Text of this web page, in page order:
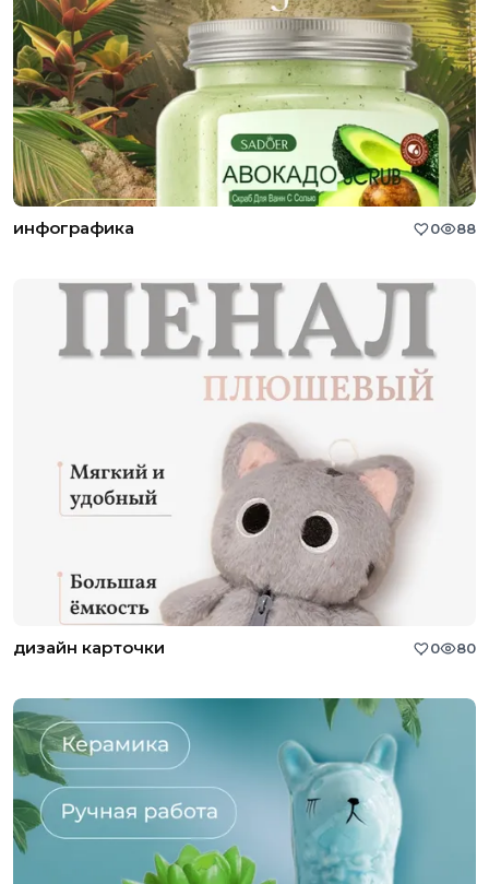
инфографика 0 88
дизайн карточки 0 80